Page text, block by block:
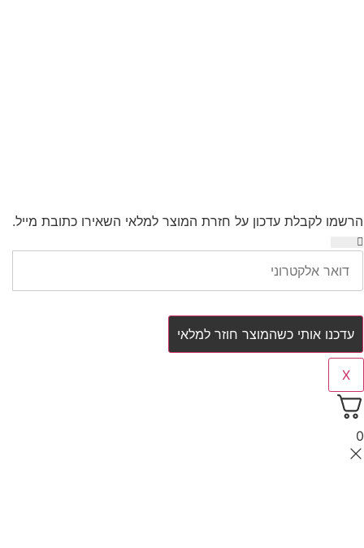
הרשמו לקבלת עדכון על חזרת המוצר למלאי השאירו כתובת מייל.
עדכנו אותי כשהמוצר חוזר למלאי
X
0